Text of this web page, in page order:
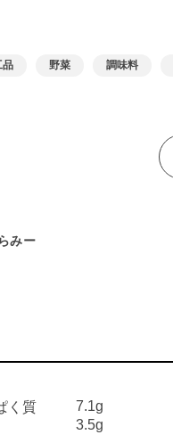
品 野菜 調味料
みー
く質 7.1g
3.5g